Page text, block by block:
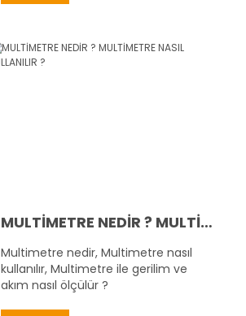
MULTİMETRE NEDİR ? MULTİMETRE NASIL KULLANILIR ?
Multimetre nedir, Multimetre nasıl
kullanılır, Multimetre ile gerilim ve
akım nasıl ölçülür ?